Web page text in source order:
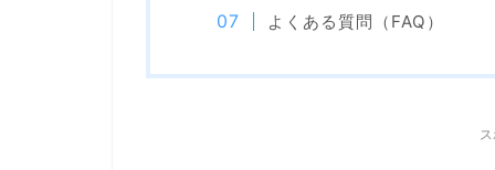
よくある質問（FAQ）